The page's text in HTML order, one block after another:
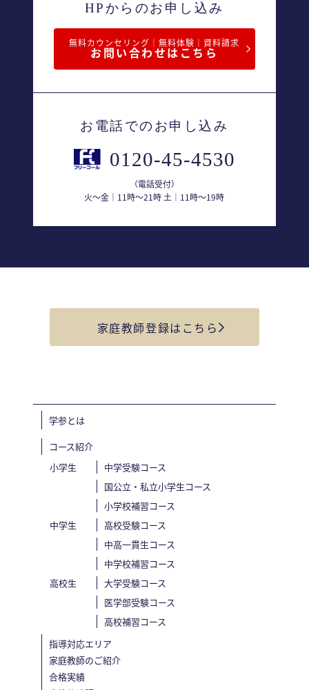
HPからのお申し込み
無料カウンセリング｜無料体験｜資料請求
お問い合わせはこちら
お電話でのお申し込み
0120-45-4530
（電話受付）
火〜金｜11時〜21時 土｜11時〜19時
家庭教師登録はこちら
学参とは
コース紹介
小学生
中学受験コース
国公立・私立小学生コース
小学校補習コース
中学生
高校受験コース
中高一貫生コース
中学校補習コース
高校生
大学受験コース
医学部受験コース
高校補習コース
指導対応エリア
家庭教師のご紹介
合格実績